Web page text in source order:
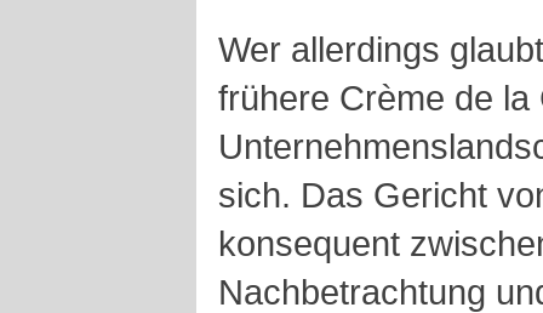
Wer allerdings
frühere Crème de
sich. Das Gericht
konsequent
Nachbetrachtung